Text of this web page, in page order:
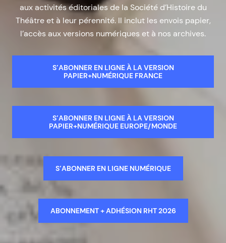
aux activités éditoriales de la Société d’Histoire du
Théâtre et à leur pérennité. Il inclut les envois papier,
l’accès aux versions numériques et à nos archives.
S’ABONNER EN LIGNE À LA VERSION
PAPIER+NUMÉRIQUE FRANCE
S’ABONNER EN LIGNE À LA VERSION
PAPIER+NUMÉRIQUE EUROPE/MONDE
S’ABONNER EN LIGNE NUMÉRIQUE
ABONNEMENT + ADHÉSION RHT 2026